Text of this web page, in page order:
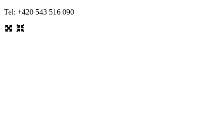
Tel: +420 543 516 090